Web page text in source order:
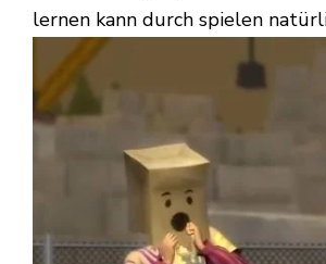
lernen kann durch spielen